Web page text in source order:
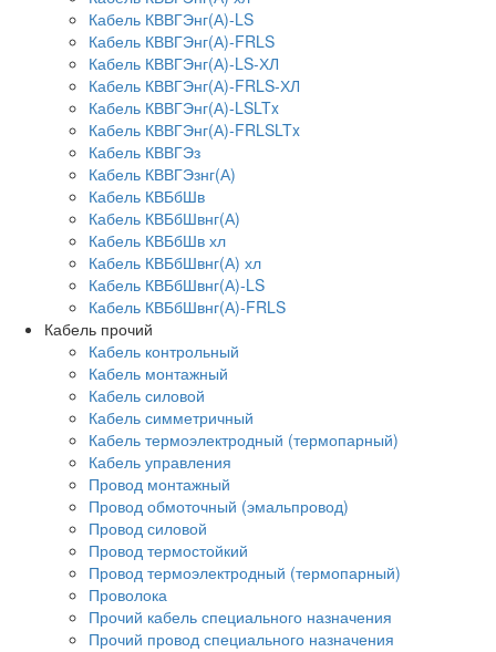
Кабель КВВГЭнг(А)-LS
Кабель КВВГЭнг(А)-FRLS
Кабель КВВГЭнг(А)-LS-ХЛ
Кабель КВВГЭнг(А)-FRLS-ХЛ
Кабель КВВГЭнг(А)-LSLTx
Кабель КВВГЭнг(А)-FRLSLTx
Кабель КВВГЭз
Кабель КВВГЭзнг(А)
Кабель КВБбШв
Кабель КВБбШвнг(А)
Кабель КВБбШв хл
Кабель КВБбШвнг(А) хл
Кабель КВБбШвнг(А)-LS
Кабель КВБбШвнг(А)-FRLS
Кабель прочий
Кабель контрольный
Кабель монтажный
Кабель силовой
Кабель симметричный
Кабель термоэлектродный (термопарный)
Кабель управления
Провод монтажный
Провод обмоточный (эмальпровод)
Провод силовой
Провод термостойкий
Провод термоэлектродный (термопарный)
Проволока
Прочий кабель специального назначения
Прочий провод специального назначения